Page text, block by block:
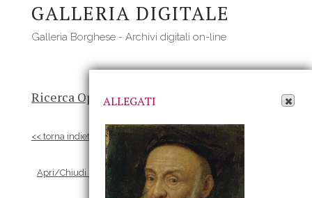
contenutoGALLERIA DIGITALE
Galleria Borghese - Archivi digitali on-line
Ricerca Opere-Risultato
<< torna indietro
Apri/Chiudi scheda Allegati
ALLEGATI